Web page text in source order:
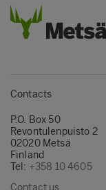
Contacts
P.O. Box 50
Revontulenpuisto 2
02020 Metsä
Finland
Tel: +358 10 4605
Contact us